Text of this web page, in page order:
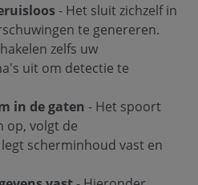
- Het sluit zichzelf in
te genereren.
zelfs uw
uit om detectie te
in de gaten - Het spoort
op, volgt de
scherminhoud vast en